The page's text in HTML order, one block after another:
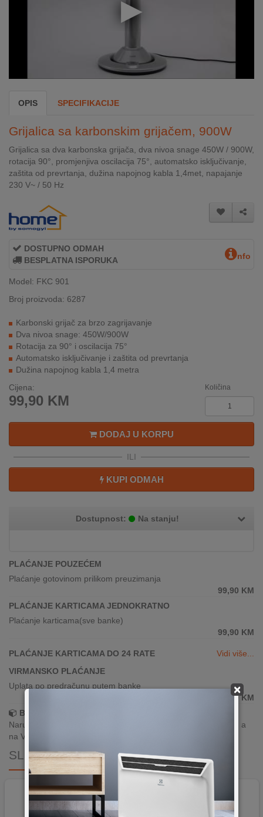
MOJ
NOVO
U
KONTAKT
KUPOVINA
NA
REKLAMACIJA
SERVIS
O
NAMA
KATALOZI
KAKO
KUPITI?
KUPOVINA
IZ
INOSTRANSTVA
×
OPIS SPECIFIKACIJE
Grijalica sa karbonskim grijačem, 900W
Grijalica sa dva karbonska grijača, dva nivoa snage 450W / 900W,
rotacija 90°, promjenjiva oscilacija 75°, automatsko isključivanje,
zaštita od prevrtanja, dužina napojnog kabla 1,4met, napajanje
230 V~ / 50 Hz
DOSTUPNO ODMAH
BESPLATNA ISPORUKA
nfo
Model: FKC 901
Broj proizvoda: 6287
Karbonski grijač za brzo zagrijavanje
Dva nivoa snage: 450W/900W
Rotacija za 90° i oscilacija 75°
Automatsko isključivanje i zaštita od prevrtanja
Dužina napojnog kabla 1,4 metra
Cijena:
99,90 KM
Količina
DODAJ U KORPU
ILI
KUPI ODMAH
Dostupnost: Na stanju!
PLAĆANJE POUZEĆEM
Plaćanje gotovinom prilikom preuzimanja
99,90 KM
PLAĆANJE KARTICAMA JEDNOKRATNO
Plaćanje karticama(sve banke)
99,90 KM
PLAĆANJE KARTICAMA DO 24 RATE
Vidi više...
VIRMANSKO PLAĆANJE
Uplata po predračunu putem banke
99,90KM
Brza dostava!
Narudžbe zaprimljene radnim danima do 13h šaljemo isti dan, a
na Vašoj adresi paket je već za 24–48h.
SLIČNI PROIZVODI